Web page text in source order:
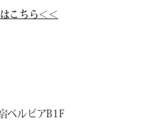
こちら＜＜
ベルピアB1F